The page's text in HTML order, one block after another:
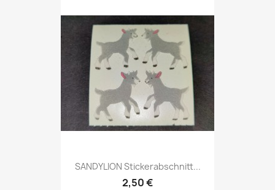
SANDYLION Stickerabschnitt...
2,50 €